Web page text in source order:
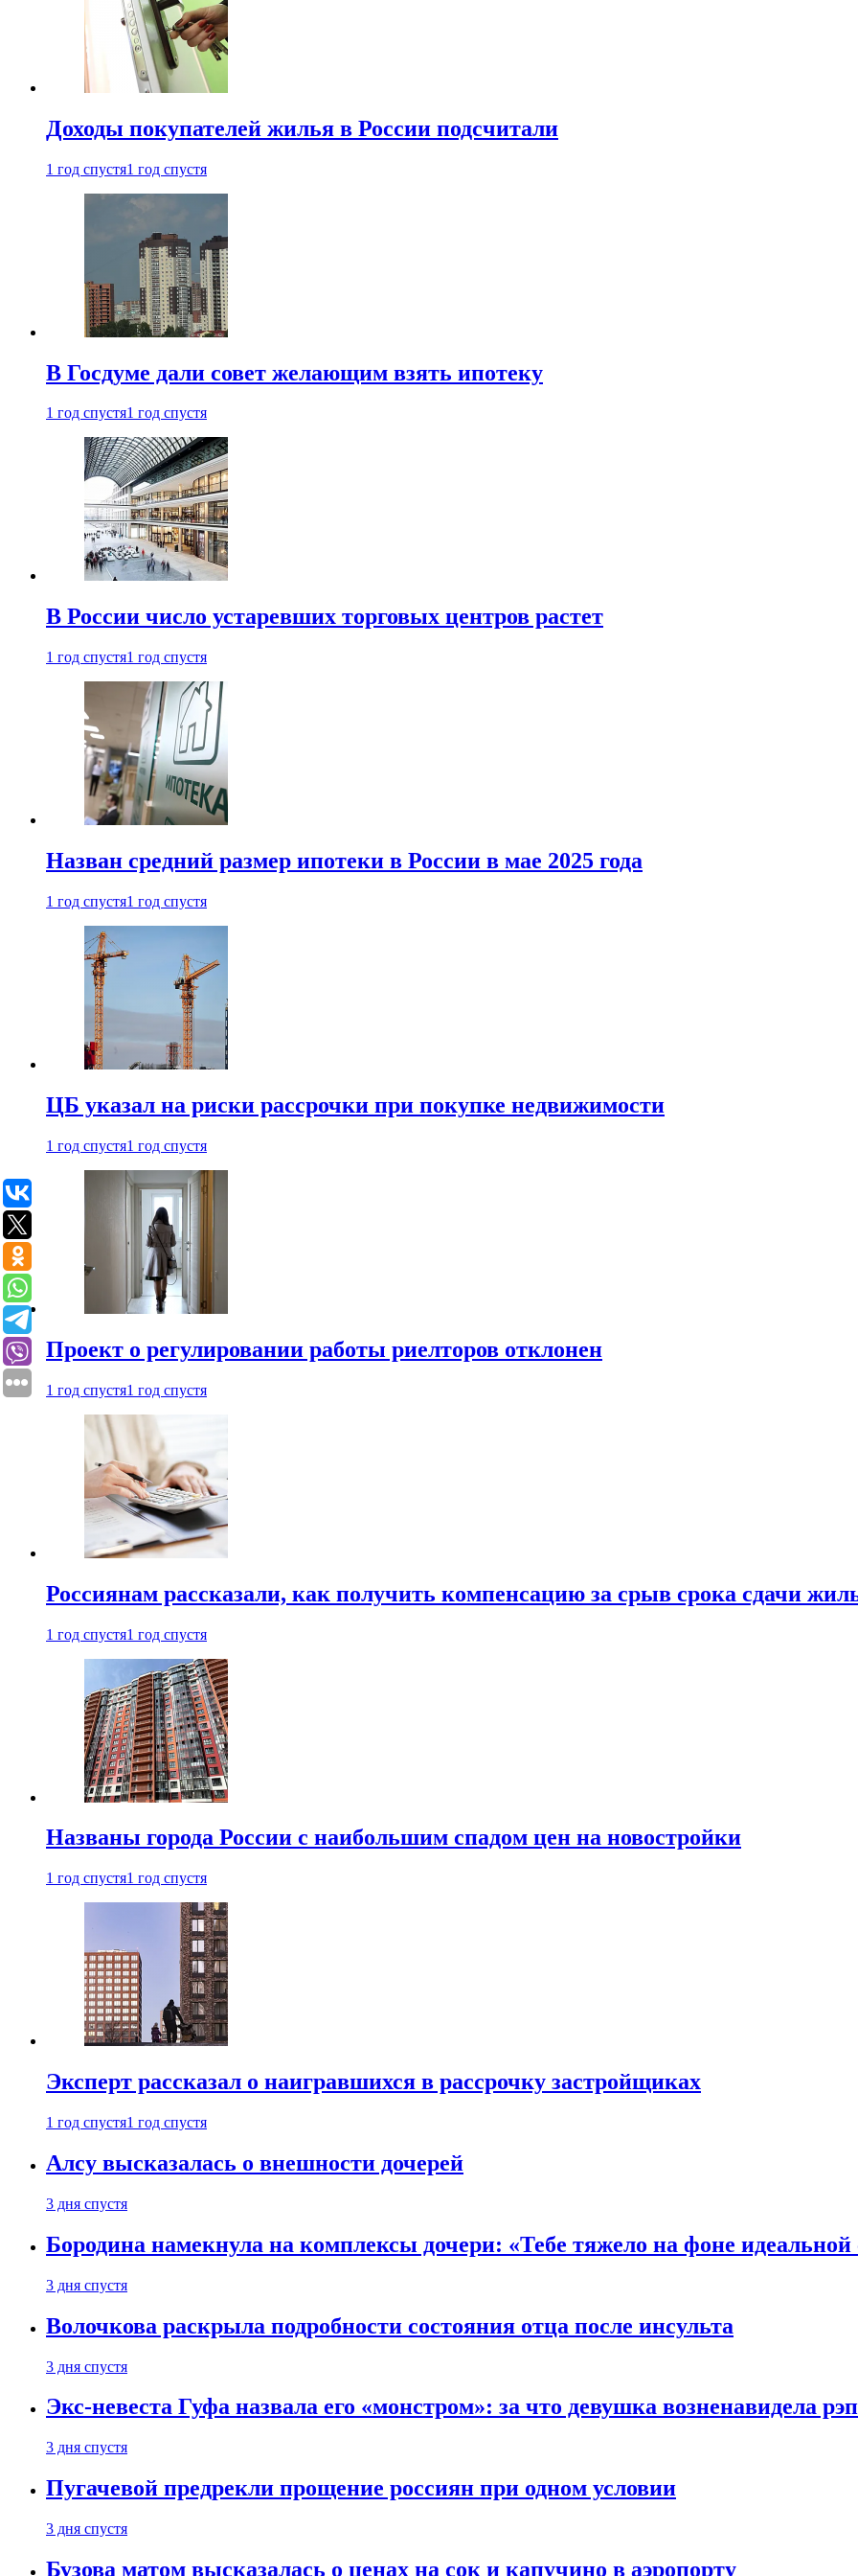
Доходы покупателей жилья в России подсчитали
1 год спустя1 год спустя
В Госдуме дали совет желающим взять ипотеку
1 год спустя1 год спустя
В России число устаревших торговых центров растет
1 год спустя1 год спустя
Назван средний размер ипотеки в России в мае 2025 года
1 год спустя1 год спустя
ЦБ указал на риски рассрочки при покупке недвижимости
1 год спустя1 год спустя
Проект о регулировании работы риелторов отклонен
1 год спустя1 год спустя
Россиянам рассказали, как получить компенсацию за срыв срока сдачи
1 год спустя1 год спустя
Названы города России с наибольшим спадом цен на новостройки
1 год спустя1 год спустя
Эксперт рассказал о наигравшихся в рассрочку застройщиках
1 год спустя1 год спустя
Алсу высказалась о внешности дочерей
3 дня спустя
Бородина намекнула на комплексы дочери: «Тебе тяжело на фоне идеальной
3 дня спустя
Волочкова раскрыла подробности состояния отца после инсульта
3 дня спустя
Экс-невеста Гуфа назвала его «монстром»: за что девушка возненавидела
3 дня спустя
Пугачевой предрекли прощение россиян при одном условии
3 дня спустя
Бузова матом высказалась о ценах на сок и капучино в аэропорту